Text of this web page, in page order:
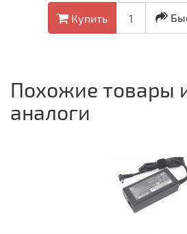
Купить
Похожие товары
аналоги